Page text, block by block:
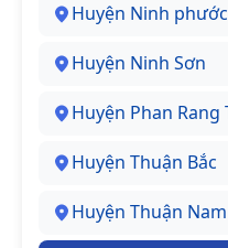
Huyện Ninh phước
Huyện Ninh Sơn
Huyện Phan Rang
Huyện Thuận Bắc
Huyện Thuận Nam